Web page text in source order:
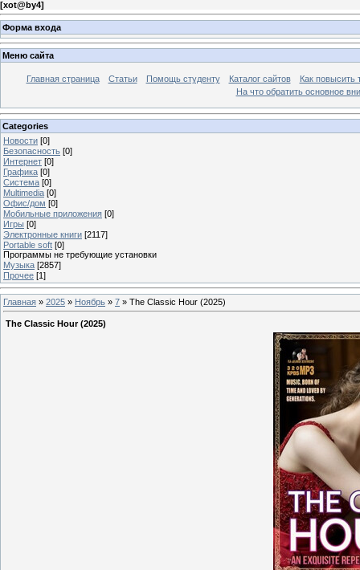
[xot@by4]
Форма входа
Меню сайта
Главная страница Статьи Помощь студенту Каталог сайтов
Как повысить
На что обратить основное
Categories
Новости [0]
Безопасность [0]
Интернет [0]
Графика [0]
Система [0]
Multimedia [0]
Офис/дом [0]
Мобильные приложения [0]
Игры [0]
Электронные книги [2117]
Portable soft [0]
Программы не требующие установки
Музыка [2857]
Прочее [1]
Главная » 2025 » Ноябрь » 7 » The Classic Hour (2025)
The Classic Hour (2025)